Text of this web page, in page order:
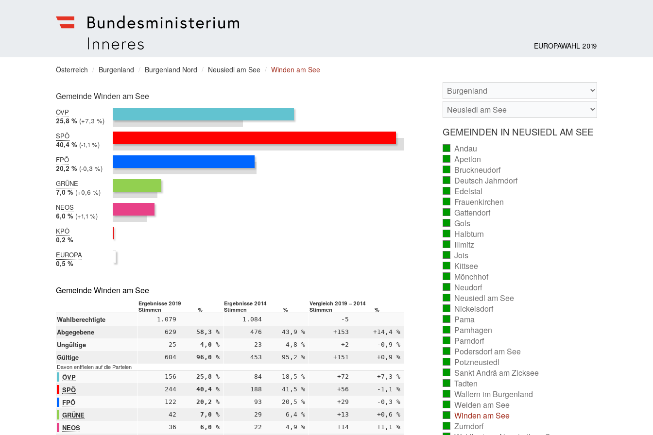
für
Inneres
EUROPAWAHL 2019
Sie
sich
hier:
Österreich Burgenland Burgenland Nord Neusiedl am See Winden am See
Gemeinde Winden am See
ÖVP
2019:
25,8 %
2014:
18,5 %
Differenz:
+7,3 %
SPÖ
2019:
40,4 %
2014:
41,5 %
Differenz:
-1,1 %
FPÖ
2019:
20,2 %
2014:
20,5 %
Differenz:
-0,3 %
GRÜNE
2019:
7,0 %
2014:
6,4 %
Differenz:
+0,6 %
NEOS
2019:
6,0 %
2014:
4,9 %
Differenz:
+1,1 %
KPÖ
2019:
0,2 %
nicht
teilgenommen
EUROPA
2019:
0,5 %
teilgenommen
Gemeinde Winden am See
Ergebnisse 2019 Ergebnisse 2014
Vergleich 2019 – 2014
Stimmen
% Stimmen % Stimmen %
Wahlberechtigte 1.079 1.084 -5
Abgegebene 629 58,3 % 476 43,9 % +153 +14,4 %
Ungültige 25 4,0 % 23 4,8 % +2 -0,9 %
Gültige 604 96,0 % 453 95,2 % +151 +0,9 %
Davon entfielen auf die Parteien
ÖVP 156 25,8 % 84 18,5 % +72 +7,3 %
SPÖ 244 40,4 % 188 41,5 % +56 -1,1 %
FPÖ 122 20,2 % 93 20,5 % +29 -0,3 %
GRÜNE 42 7,0 % 29 6,4 % +13 +0,6 %
NEOS 36 6,0 % 22 4,9 % +14 +1,1 %
GEMEINDEN IN NEUSIEDL AM SEE
Andau
ausgezählt)
Apetlon
ausgezählt)
Bruckneudorf
ausgezählt)
Deutsch Jahrndorf
ausgezählt)
Edelstal
ausgezählt)
Frauenkirchen
ausgezählt)
Gattendorf
ausgezählt)
Gols
ausgezählt)
Halbturn
ausgezählt)
Illmitz
ausgezählt)
Jois
ausgezählt)
Kittsee
ausgezählt)
Mönchhof
ausgezählt)
Neudorf
ausgezählt)
Neusiedl am See
ausgezählt)
Nickelsdorf
ausgezählt)
Pama
ausgezählt)
Pamhagen
ausgezählt)
Parndorf
ausgezählt)
Podersdorf am See
ausgezählt)
Potzneusiedl
ausgezählt)
Sankt Andrä am Zicksee(vollständig
ausgezählt)
Tadten
ausgezählt)
Wallern im Burgenland(vollständig
ausgezählt)
Weiden am See
ausgezählt)
Winden am See
ausgezählt)
Zurndorf